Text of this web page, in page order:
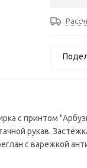
с принтом
рукав.
с варежкой